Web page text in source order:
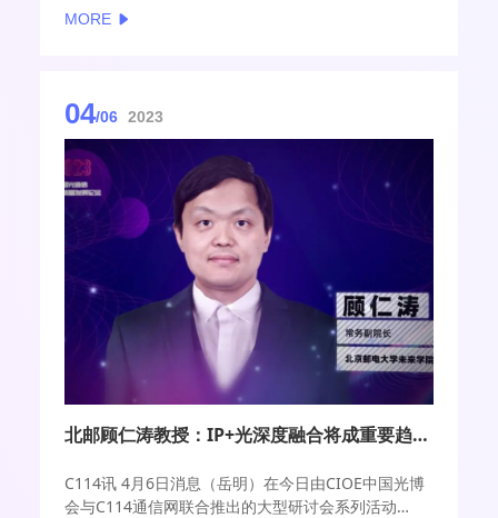
MORE
04/06 2023
北邮顾仁涛教授：IP+光深度融合将成重要趋势 有望形成颠覆性解决方案
C114讯 4月6日消息（岳明）在今日由CIOE中国光博
会与C114通信网联合推出的大型研讨会系列活动